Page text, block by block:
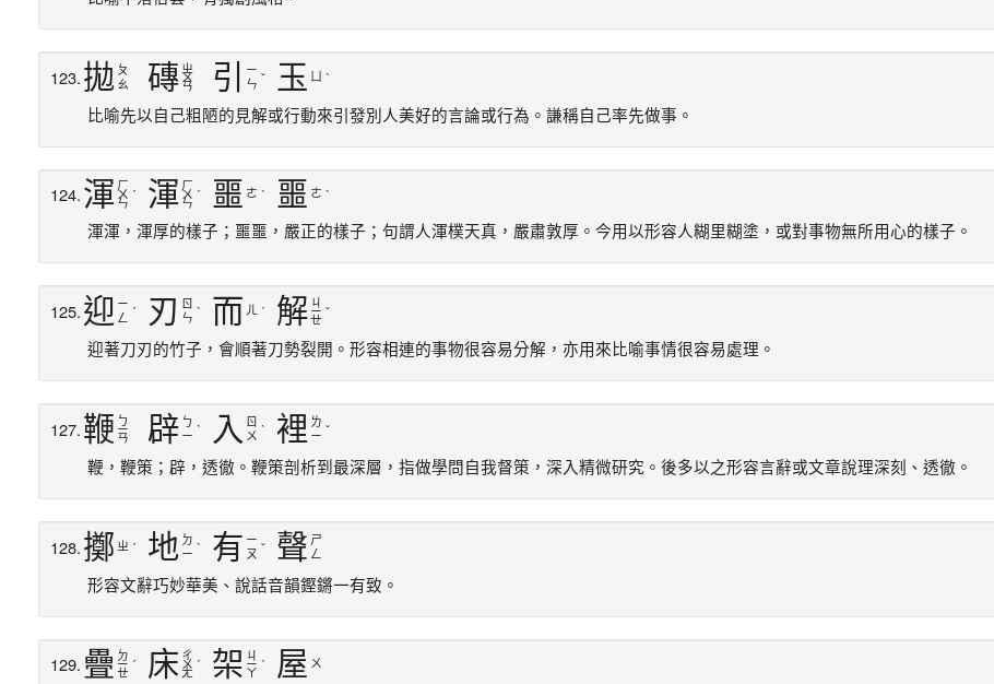
123.拋 ㄆ
ㄠ
磚 ㄓ
ㄨ
ㄢ 引
ㄧ
ㄣ ˇ 玉 ˋ
比喻先以自己粗陋的見解或行動來引發別人美好的言論或行為。謙稱自己率先做事。
124.渾 ㄏ
ㄨ
ㄣ
ˊ 渾 ㄏ
ㄨ
ㄣ
ˊ 噩 ㄜ ˋ 噩 ㄜ ˋ
渾渾，渾厚的樣子；噩噩，嚴正的樣子；句謂人渾樸天真，嚴肅敦厚。今用以形容人糊里糊塗，或對事物無所用心的樣子。
125.迎 ㄧ
ㄥ
ˊ 刃
ㄖ
ㄣ ˋ 而 ㄦ ˊ 解 ㄐ
ㄧ
ㄝ
ˇ
迎著刀刃的竹子，會順著刀勢裂開。形容相連的事物很容易分解，亦用來比喻事情很容易處理。
127.鞭 ㄅ
ㄧ
ㄢ 辟 ㄅ
ㄧ ˋ 入
ㄖ
ㄨ ˋ 裡 ㄌ
ㄧ ˇ
鞭，鞭策；辟，透徹。鞭策剖析到最深層，指做學問自我督策，深入精微研究。後多以之形容言辭或文章說理深刻、透徹。
128.擲 ㄓ ˊ 地 ㄉ
ㄧ ˋ 有 ㄧ
ㄡ ˇ 聲 ㄕ
ㄥ
形容文辭巧妙華美、說話音韻鏗鏘一有致。
129. 疊 ㄉ
ㄧ
ㄝ
ˊ 床 ㄔ
ㄨ
ㄤ
ˊ 架 ㄐ
ㄧ
ㄚ
ˋ 屋 ㄨ